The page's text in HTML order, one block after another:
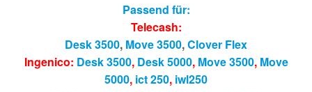
Passend für:
Telecash:
Desk 3500, Move 3500,Clover Flex
Ingenico: Desk 3500, Desk 5000, Move 3500, Move
5000, ict 250, iwl250